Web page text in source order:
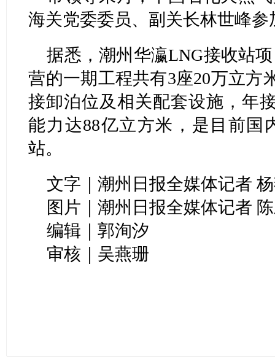
海关党委委员、副关长林世峰参
据悉，潮州华瀛LNG接收站
营的一期工程共有3座20万立方
接卸泊位及相关配套设施，年
能力达88亿立方米，是目前国
站。
文字｜潮州日报全媒体记者
图片｜潮州日报全媒体记者
编辑｜郭洵汐
审核｜吴燕珊